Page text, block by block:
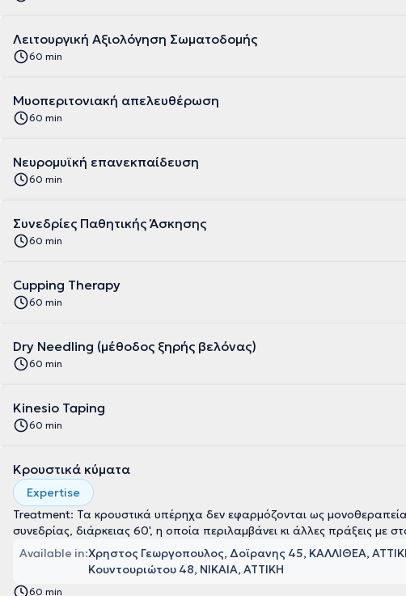
Λειτουργική Αξιολόγηση Σωματοδομής
60 min
Μυοπεριτονιακή απελευθέρωση
60 min
Νευρομυϊκή επανεκπαίδευση
60 min
Συνεδρίες Παθητικής Άσκησης
60 min
Cupping Therapy
60 min
Dry Needling (μέθοδος ξηρής βελόνας)
60 min
Kinesio Taping
60 min
Κρουστικά κύματα
Expertise
Treatment: Τα κρουστικά υπέρηχα δεν εφαρμόζονται ως
συνεδρίας, διάρκειας 60', η οποία περιλαμβάνει κι άλλες πράξεις με
Available in:Χρηστος Γεωργοπουλος, Δοϊρανης 45, ΚΑΛΛΙΘΕΑ,
Κουντουριώτου 48, ΝΙΚΑΙΑ, ΑΤΤΙΚΗ
60 min